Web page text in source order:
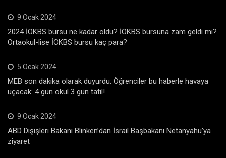
9 Ocak 2024
2024 İOKBS bursu ne kadar oldu? İOKBS bursuna zam geldi mi?
Ortaokul-lise İOKBS bursu kaç para?
5 Ocak 2024
MEB son dakika olarak duyurdu: Öğrenciler bu haberle havaya
uçacak: 4 gün okul 3 gün tatil!
9 Ocak 2024
ABD Dışişleri Bakanı Blinken’dan İsrail Başbakanı Netanyahu’ya
ziyaret